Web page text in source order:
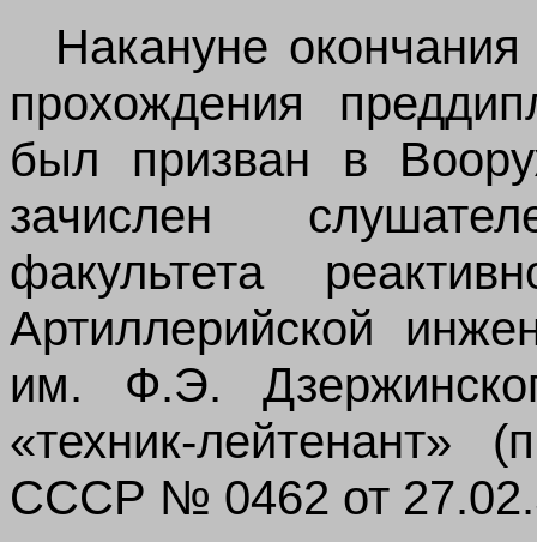
Накануне окончания
прохождения
был призван в
зачислен
факультета
Артиллерийской
им. Ф.Э.
«техник-лейтенант»
СССР № 0462 от